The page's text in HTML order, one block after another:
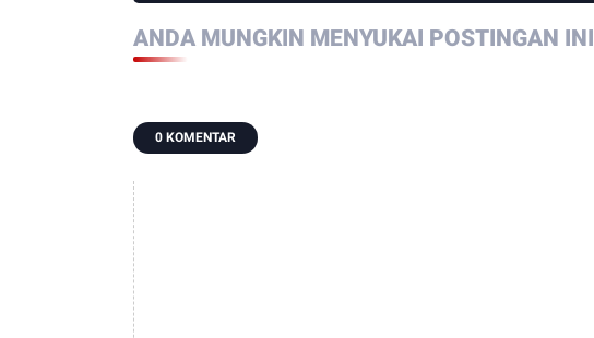
ANDA MUNGKIN MENYUKAI POSTINGAN INI
0 KOMENTAR